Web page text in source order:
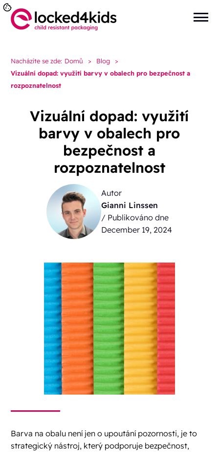
Nacházíte se zde: Domů > Blog
>
Vizuální dopad: využití barvy v obalech pro bezpečnost a
rozpoznatelnost
Vizuální dopad: využití
barvy v obalech pro
bezpečnost a
rozpoznatelnost
Autor
Gianni Linssen
/ Publikováno dne
December 19, 2024
Barva na obalu není jen o upoutání pozornosti, je to
strategický nástroj, který podporuje bezpečnost,